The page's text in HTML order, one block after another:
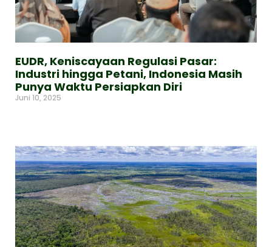
EUDR, Keniscayaan Regulasi Pasar:
Industri hingga Petani, Indonesia Masih
Punya Waktu Persiapkan Diri
Juni 10, 2025